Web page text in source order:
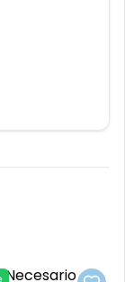
(500 G / 1.1 Lb)